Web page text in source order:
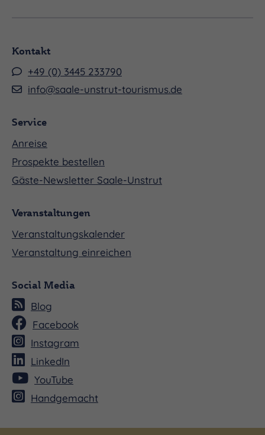
Kontakt
+49 (0) 3445 233790
info@saale-unstrut-tourismus.de
Service
Anreise
Prospekte bestellen
Gäste-Newsletter Saale-Unstrut
Veranstaltungen
Veranstaltungskalender
Veranstaltung einreichen
Social Media
Blog
Facebook
Instagram
LinkedIn
YouTube
Handgemacht